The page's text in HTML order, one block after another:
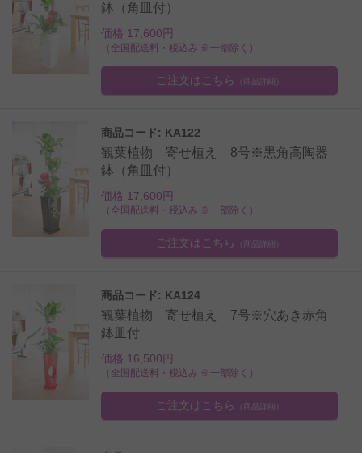
鉢（角皿付）
価格 17,600円
（全国配送料・税込み ※一部除く）
ご注文はこちら （商品詳細）
商品コード: KA122
観葉植物 寄せ植え 8号※黒角高陶器
鉢（角皿付）
価格 17,600円
（全国配送料・税込み ※一部除く）
ご注文はこちら （商品詳細）
商品コード: KA124
観葉植物 寄せ植え 7号※穴あき赤角
鉢皿付
価格 16,500円
（全国配送料・税込み ※一部除く）
ご注文はこちら （商品詳細）